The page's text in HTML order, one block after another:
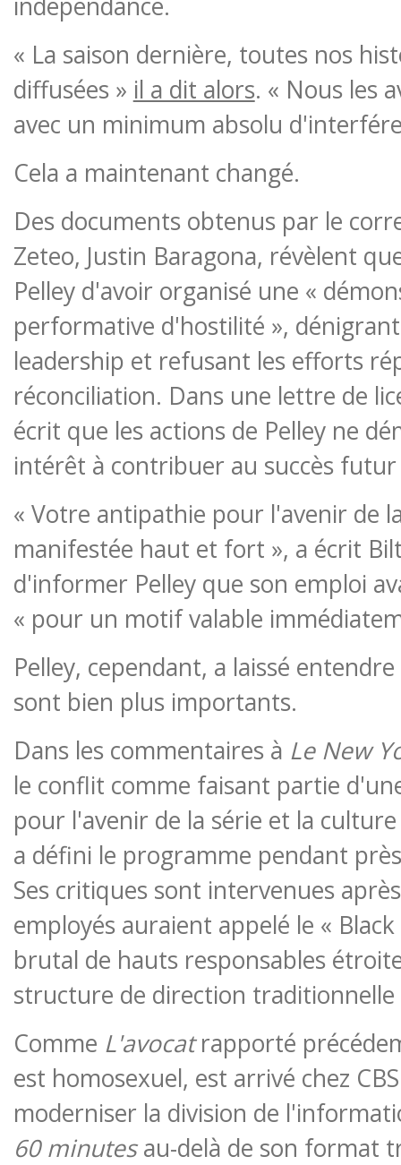
« La saison dernière, toutes nos
diffusées » il a dit alors. « Nous les
avec un minimum absolu
Cela a maintenant changé.
Des documents obtenus par le
Zeteo, Justin Baragona, révèlent
Pelley d'avoir organisé une «
performative d'hostilité »,
leadership et refusant les efforts
réconciliation. Dans une lettre de
écrit que les actions de Pelley ne
intérêt à contribuer au succès futur
« Votre antipathie pour l'avenir de
manifestée haut et fort », a écrit
d'informer Pelley que son emploi
« pour un motif valable
Pelley, cependant, a laissé
sont bien plus importants.
Dans les commentaires à Le New
le conflit comme faisant partie
pour l'avenir de la série et la
a défini le programme pendant
Ses critiques sont intervenues
employés auraient appelé le «
brutal de hauts responsables
structure de direction traditionnelle
Comme L'avocatrapporté
est homosexuel, est arrivé chez
moderniser la division de
60 minutesau-delà de son format